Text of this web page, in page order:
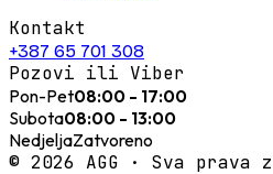
Kontakt
+387 65 701 308
Pozovi ili Viber
Pon-Pet08:00 - 17:00
Subota08:00 - 13:00
NedjeljaZatvoreno
© 2026 AGG · Sva prava